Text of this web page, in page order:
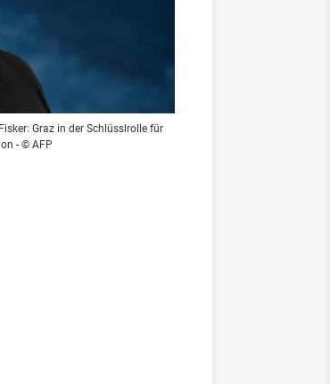
Graz in der Schlüsslrolle für
- © AFP